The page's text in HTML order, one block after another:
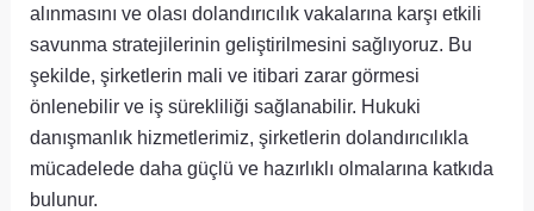
alınmasını ve olası dolandırıcılık vakalarına karşı etkili
savunma stratejilerinin geliştirilmesini sağlıyoruz. Bu
şekilde, şirketlerin mali ve itibari zarar görmesi
önlenebilir ve iş sürekliliği sağlanabilir. Hukuki
danışmanlık hizmetlerimiz, şirketlerin dolandırıcılıkla
mücadelede daha güçlü ve hazırlıklı olmalarına katkıda
bulunur.